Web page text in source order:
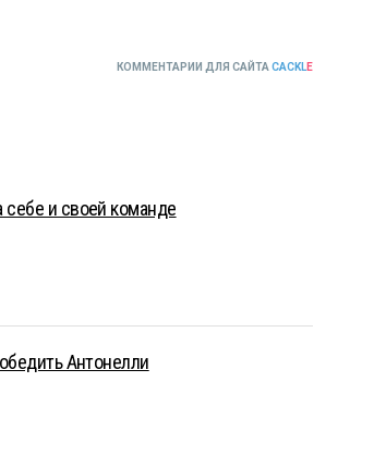
КОММЕНТАРИИ ДЛЯ САЙТА CACKLE
и своей команде
Антонелли